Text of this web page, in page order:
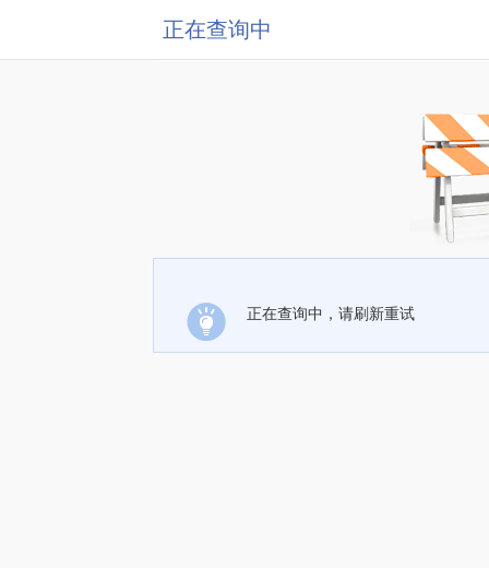
正在查询中
正在查询中，请刷新重试